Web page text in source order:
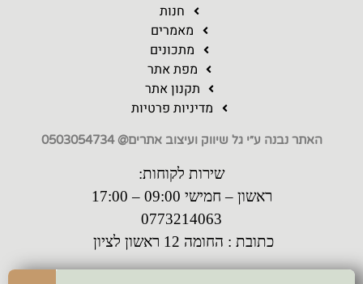
חנות
מאמרים
מתכונים
מפת אתר
תקנון אתר
מדיניות פרטיות
האתר נבנה ע״י גל שיווק ועיצוב אתרים@ 0503054734
שירות לקוחות:
ראשון – חמישי 09:00 – 17:00
0773214063
כתובת : החומה 12 ראשון לציון